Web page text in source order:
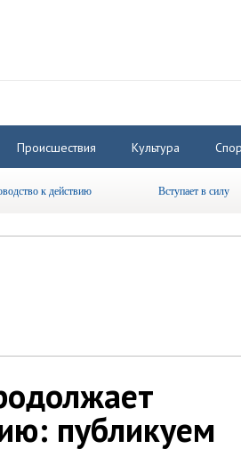
Происшествия Культура
к действию Вступает в силу
публикуем